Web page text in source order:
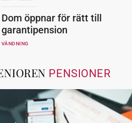
Dom öppnar för rätt till
garantipension
VÄNDNING
PENSIONER